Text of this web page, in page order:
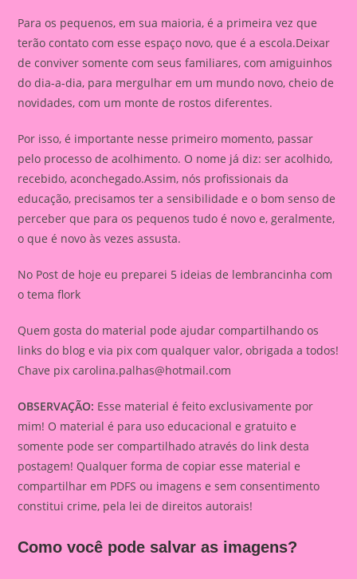
Para os pequenos, em sua maioria, é a primeira vez que
terão contato com esse espaço novo, que é a escola.Deixar
de conviver somente com seus familiares, com amiguinhos
do dia-a-dia, para mergulhar em um mundo novo, cheio de
novidades, com um monte de rostos diferentes.
Por isso, é importante nesse primeiro momento, passar
pelo processo de acolhimento. O nome já diz: ser acolhido,
recebido, aconchegado.Assim, nós profissionais da
educação, precisamos ter a sensibilidade e o bom senso de
perceber que para os pequenos tudo é novo e, geralmente,
o que é novo às vezes assusta.
No Post de hoje eu preparei 5 ideias de lembrancinha com
o tema flork
Quem gosta do material pode ajudar compartilhando os
links do blog e via pix com qualquer valor, obrigada a todos!
Chave pixcarolina.palhas@hotmail.com
OBSERVAÇÃO: Esse material é feito exclusivamente por
mim! O material é para uso educacional e gratuito e
somente pode ser compartilhado através do link desta
postagem! Qualquer forma de copiar esse material e
compartilhar em PDFS ou imagens e sem consentimento
constitui crime, pela lei de direitos autorais!
Como você pode salvar as imagens?